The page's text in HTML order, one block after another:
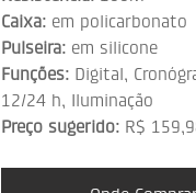
Caixa: em policarbonato
Pulseira: em silicone
Funções: Digital,
12/24 h, Iluminação
Preço sugerido: R$